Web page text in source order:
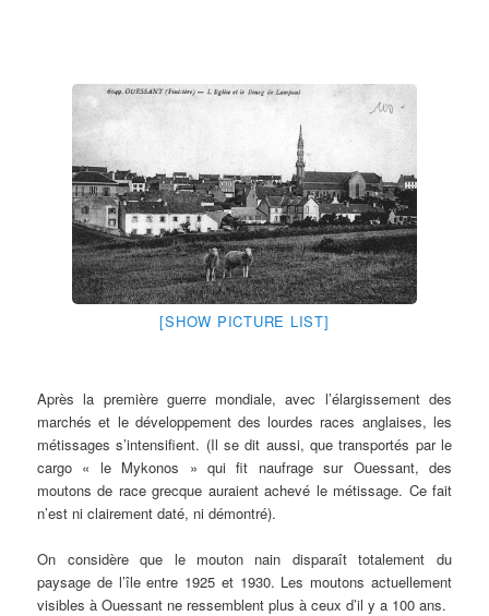
[SHOW PICTURE LIST]
Après la première guerre mondiale, avec l’élargissement des
marchés et le développement des lourdes races anglaises, les
métissages s’intensifient. (Il se dit aussi, que transportés par le
cargo « le Mykonos » qui fit naufrage sur Ouessant, des
moutons de race grecque auraient achevé le métissage. Ce fait
n’est ni clairement daté, ni démontré).
On considère que le mouton nain disparaît totalement du
paysage de l’île entre 1925 et 1930. Les moutons actuellement
visibles à Ouessant ne ressemblent plus à ceux d’il y a 100 ans.